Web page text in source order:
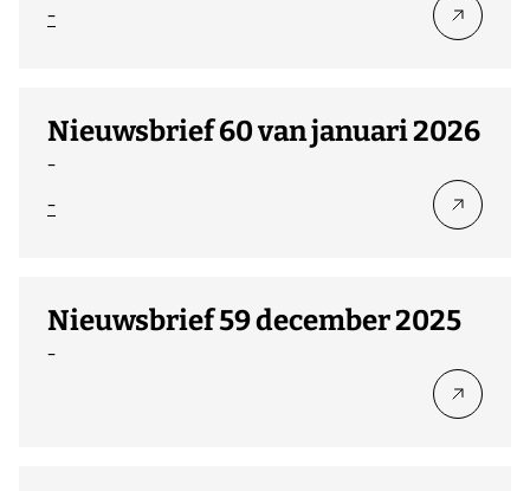
-
Nieuwsbrief 60 van januari 2026
-
-
Nieuwsbrief 59 december 2025
-